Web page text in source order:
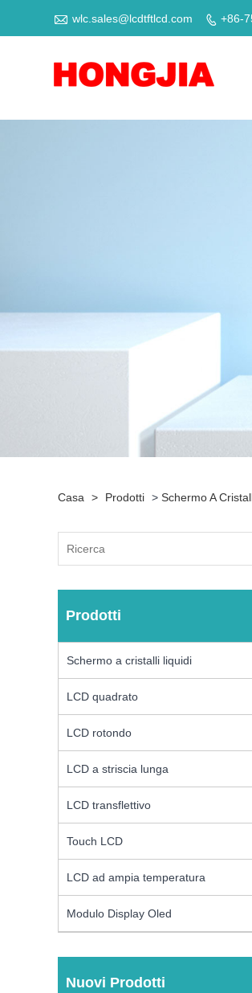
 wlc.sales@lcdtftlcd.com  +86-
Casa > Prodotti > Schermo A
Prodotti
Schermo a cristalli liquidi
LCD quadrato
LCD rotondo
LCD a striscia lunga
LCD transflettivo
Touch LCD
LCD ad ampia temperatura
Modulo Display Oled
Nuovi Prodotti